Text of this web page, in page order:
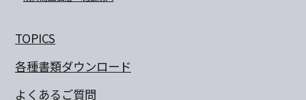
TOPICS
各種書類ダウンロード
よくあるご質問